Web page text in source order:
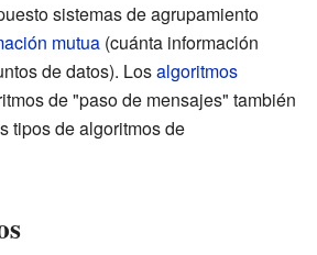
sistemas de agrupamiento
mutua (cuánta información
de datos). Losalgoritmos
de "paso de mensajes" también
tipos de algoritmos de